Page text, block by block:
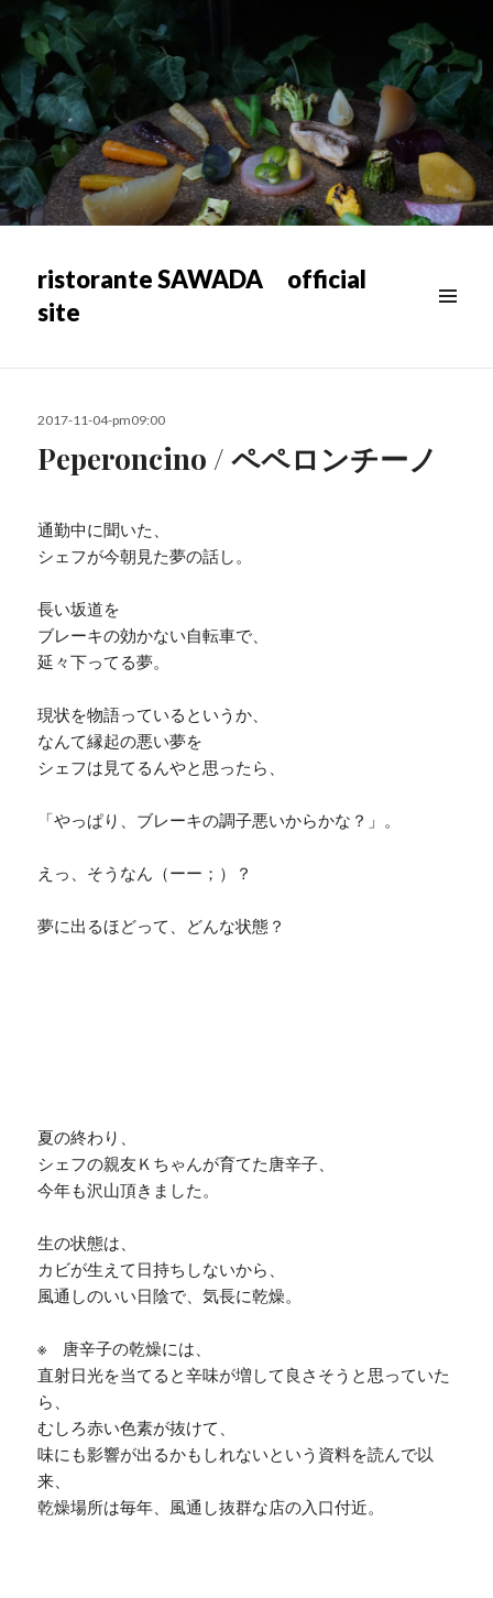
ristorante SAWADA official
site
ット
投
日:
2017-11-04-pm09:00
Peperoncino / ペペロンチーノ
通勤中に聞いた、
シェフが今朝見た夢の話し。
長い坂道を
ブレーキの効かない自転車で、
延々下ってる夢。
現状を物語っているというか、
なんて縁起の悪い夢を
シェフは見てるんやと思ったら、
「やっぱり、ブレーキの調子悪いからかな？」。
えっ、そうなん（ーー；）？
夢に出るほどって、どんな状態？
夏の終わり、
シェフの親友Ｋちゃんが育てた唐辛子、
今年も沢山頂きました。
生の状態は、
カビが生えて日持ちしないから、
風通しのいい日陰で、気長に乾燥。
※ 唐辛子の乾燥には、
直射日光を当てると辛味が増して良さそうと思っていた
ら、
むしろ赤い色素が抜けて、
味にも影響が出るかもしれないという資料を読んで以
来、
乾燥場所は毎年、風通し抜群な店の入口付近。